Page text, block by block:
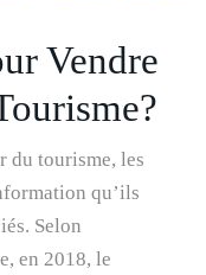
Vendre
du tourisme, les
qu’ils
Selon
en 2018, le